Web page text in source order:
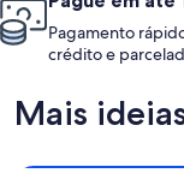
Pagamento
crédito e
Mais